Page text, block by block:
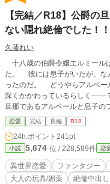
【完結／R18】公爵の
ない隠れ絶倫でした！！
久藤れい
十八歳の伯爵令嬢エルミール
た。 彼には息子がいたが、な
ったのだ。 どうやらアルベー
深くかかわっているらしく――？ 日夜アルベールに愛されるエルミールが
旦那であるアルベールと息子のフラン
ールとしかありません／３Ｐで
恋愛 完結 長編 R18
24h.ポイント 241pt
小説 5,674 位 / 228,589件 恋
異世界恋愛 ファンタジー
大人の玩具/媚薬
絶倫中出し